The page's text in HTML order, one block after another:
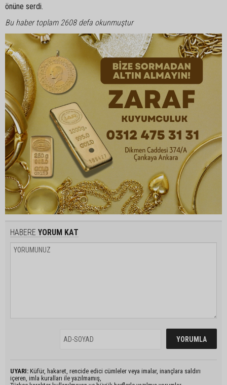
önüne serdi.
Bu haber toplam 2608 defa okunmuştur
HABERE YORUM KAT
UYARI: Küfür, hakaret, rencide edici cümleler veya imalar, inançlara saldırı
içeren, imla kuralları ile yazılmamış,